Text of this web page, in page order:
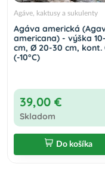
Agáve, kaktusy a sukulenty
Agáva americká
americana) - výška
cm, Ø 20-30 cm, kont.
(-10°C)
39,00 €
Skladom
Do košíka